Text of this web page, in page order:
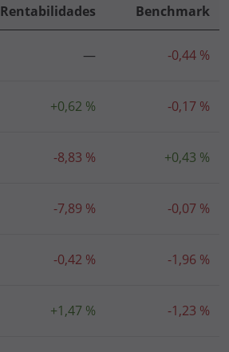
Rentabilidades Benchmark
— -0,44 %
+0,62 % -0,17 %
-8,83 % +0,43 %
-7,89 % -0,07 %
-0,42 % -1,96 %
+1,47 % -1,23 %